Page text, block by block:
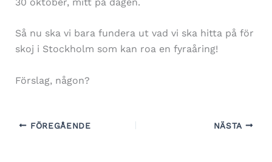
Så nu ska vi bara fundera ut vad vi ska hitta på för
skoj i Stockholm som kan roa en fyraåring!
Förslag, någon?
FÖREGÅENDE NÄSTA